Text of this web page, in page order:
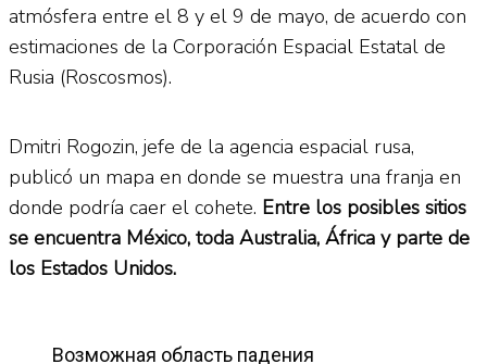
atmósfera entre el 8 y el 9 de mayo, de acuerdo con
estimaciones de la Corporación Espacial Estatal de
Rusia (Roscosmos).
Dmitri Rogozin, jefe de la agencia espacial rusa,
publicó un mapa en donde se muestra una franja en
donde podría caer el cohete. Entre los posibles sitios
se encuentra México, toda Australia, África y parte de
los Estados Unidos.
Возможная область падения